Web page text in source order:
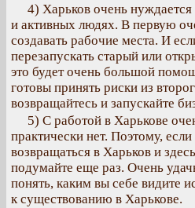
4) Харьков очень
и активных людях. В первую
создавать рабочие места. И
перезапускать старый или
это будет очень большой
готовы принять риски из
возвращайтесь и запускайте
5) С работой в Харькове
практически нет. Поэтому,
возвращаться в Харьков и
подумайте еще раз. Очень
понять, каким вы себе видите
к существованию в Харькове.